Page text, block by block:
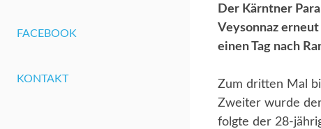
FACEBOOK
KONTAKT
Der Kärntner
Veysonnaz
einen Tag nach
Zum dritten Mal
Zweiter wurde der
folgte der 28-